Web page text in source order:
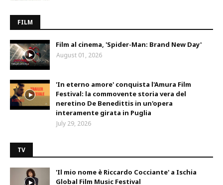
FILM
Film al cinema, 'Spider-Man: Brand New Day'
August 01, 2026
'In eterno amore' conquista l'Amura Film
Festival: la commovente storia vera del
neretino De Benedittis in un'opera
interamente girata in Puglia
July 29, 2026
TV
'Il mio nome è Riccardo Cocciante' a Ischia
Global Film Music Festival